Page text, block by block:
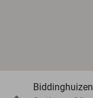
Biddinghuizen